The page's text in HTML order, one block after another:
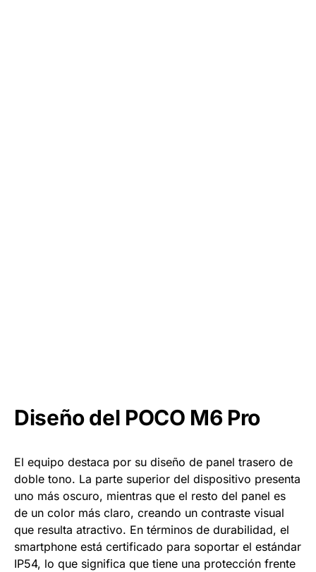
Diseño del POCO M6 Pro
El equipo destaca por su diseño de panel trasero de
doble tono. La parte superior del dispositivo presenta
uno más oscuro, mientras que el resto del panel es
de un color más claro, creando un contraste visual
que resulta atractivo. En términos de durabilidad, el
smartphone está certificado para soportar el estándar
IP54, lo que significa que tiene una protección frente